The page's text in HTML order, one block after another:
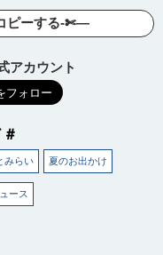
ピーする-✄—
アカウント
みらい 夏のお出かけ
ース